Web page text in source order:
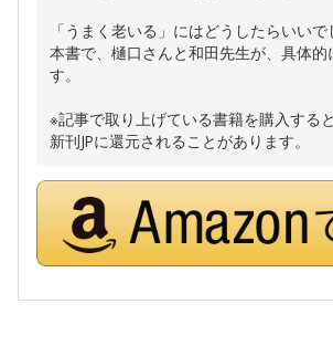
「うまく老いる」にはどうしたらいいで
本書で、樋口さんと和田先生が、具体的
す。
※記事で取り上げている書籍を購入する
新刊JPに還元されることがあります。